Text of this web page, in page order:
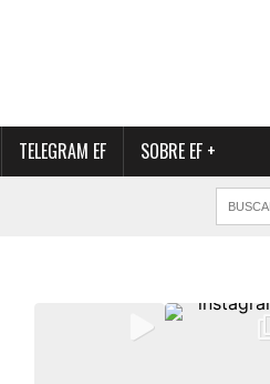
TELEGRAM EF SOBRE EF +